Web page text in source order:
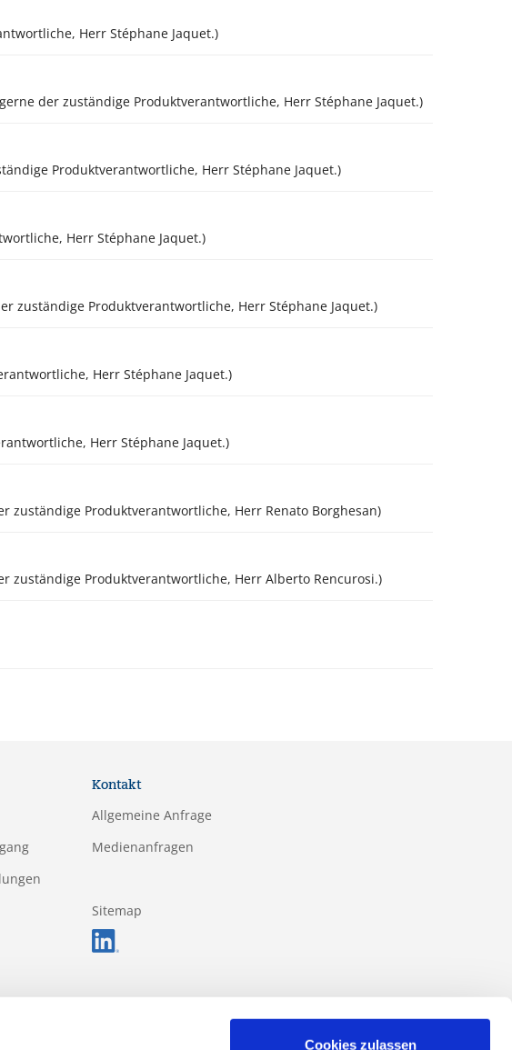
Cookies zulassen
Herr Stéphane Jaquet.)
der zuständige Produktverantwortliche, Herr Stéphane Jaquet.)
Produktverantwortliche, Herr Stéphane Jaquet.)
Herr Stéphane Jaquet.)
zuständige Produktverantwortliche, Herr Stéphane Jaquet.)
Herr Stéphane Jaquet.)
Herr Stéphane Jaquet.)
Produktverantwortliche, Herr Renato Borghesan)
zuständige Produktverantwortliche, Herr Alberto Rencurosi.)
Kontakt
Allgemeine Anfrage
Medienanfragen
Sitemap